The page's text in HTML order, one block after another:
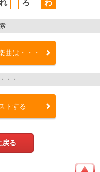
れ ろ わ
曲は・・・
・・
トする
戻る